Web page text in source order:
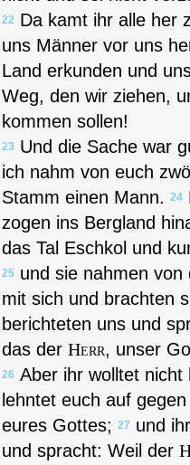
22 Da kamt ihr alle her
uns Männer vor uns
Land erkunden und
Weg, den wir ziehen,
kommen sollen!
23 Und die Sache war
ich nahm von euch
Stamm einen Mann. 24
zogen ins Bergland
das Tal Eschkol und
25 und sie nahmen
mit sich und brachten
berichteten uns und
das derHerr, unser
26 Aber ihr wolltet nicht
lehntet euch auf
eures Gottes; 27 und
und spracht: Weil der